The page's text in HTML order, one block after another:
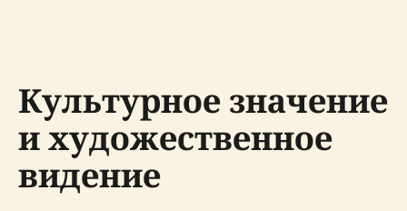
Культурное значение
и художественное
видение